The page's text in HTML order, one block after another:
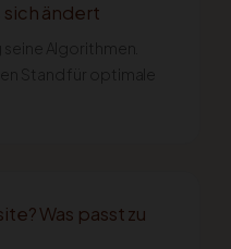
sich ändert
Was passt zu